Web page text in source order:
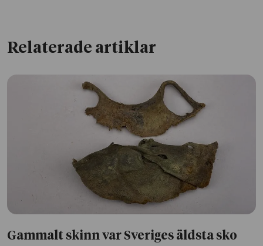
Relaterade artiklar
Gammalt skinn var Sveriges äldsta sko